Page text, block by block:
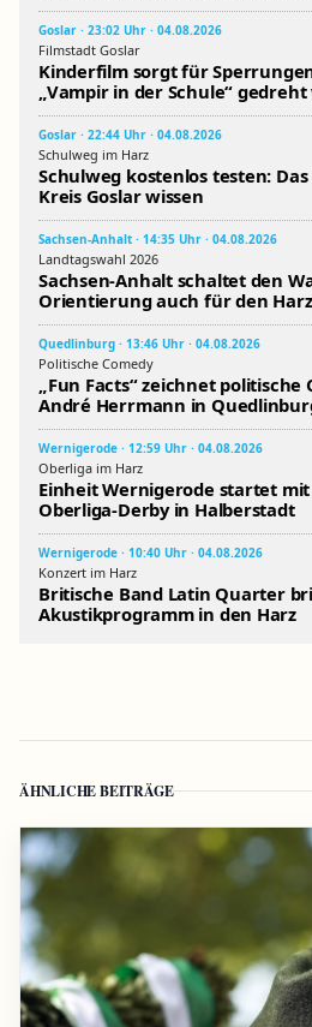
Goslar · 23:02 Uhr · 04.08.2026
Filmstadt Goslar
Kinderfilm sorgt für
„Vampir in der Schule“
Goslar · 22:44 Uhr · 04.08.2026
Schulweg im Harz
Schulweg kostenlos testen:
Kreis Goslar wissen
Sachsen-Anhalt · 14:35 Uhr · 04.08.2026
Landtagswahl 2026
Sachsen-Anhalt schaltet den
Orientierung auch für den Harz
Quedlinburg · 13:46 Uhr · 04.08.2026
Politische Comedy
„Fun Facts“ zeichnet
André Herrmann in
Wernigerode · 12:59 Uhr · 04.08.2026
Oberliga im Harz
Einheit Wernigerode startet
Oberliga-Derby in Halberstadt
Wernigerode · 10:40 Uhr · 04.08.2026
Konzert im Harz
Britische Band Latin Quarter
Akustikprogramm in den Harz
ÄHNLICHE BEITRÄGE